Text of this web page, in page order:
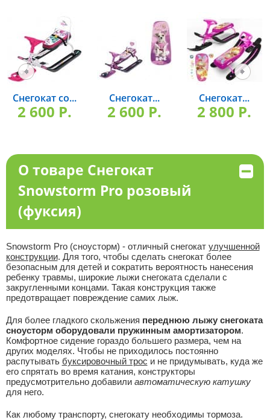
Снегокат со...
2 600 P.
Снегокат...
2 600 P.
Снегокат...
2 800 P.
О товаре Снегокат
Snowstorm Pro розовый
(фуксия)
Snowstorm Pro (сноусторм) - отличный снегокат улучшенной
конструкции. Для того, чтобы сделать снегокат более
безопасным для детей и сократить вероятность нанесения
ребенку травмы, широкие лыжи снегоката сделали с
закругленными концами. Такая конструкция также
предотвращает повреждение самих лыж.
Для более гладкого скольжения переднюю лыжу снегоката
сноусторм оборудовали пружинным амортизатором.
Комфортное сидение гораздо большего размера, чем на
других моделях. Чтобы не приходилось постоянно
распутывать буксировочный трос и не придумывать, куда же
его спрятать во время катания, конструкторы
предусмотрительно добавили автоматическую катушку
для него.
Как любому транспорту, снегокату необходимы тормоза.